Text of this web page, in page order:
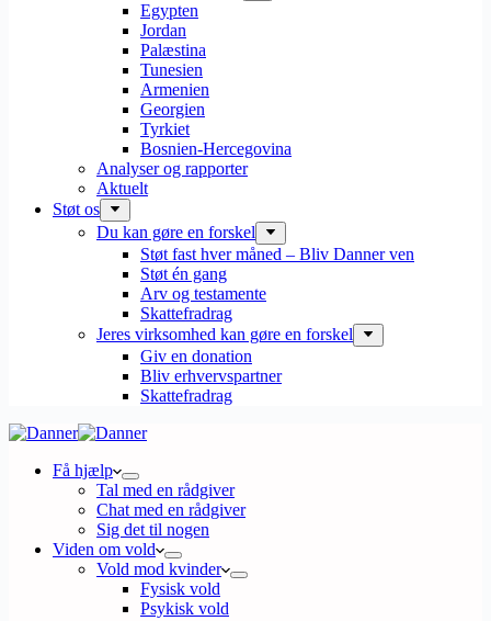
Egypten
Jordan
Palæstina
Tunesien
Armenien
Georgien
Tyrkiet
Bosnien-Hercegovina
Analyser og rapporter
Aktuelt
Støt os
Du kan gøre en forskel
Støt fast hver måned – Bliv Danner ven
Støt én gang
Arv og testamente
Skattefradrag
Jeres virksomhed kan gøre en forskel
Giv en donation
Bliv erhvervspartner
Skattefradrag
Få hjælp
Tal med en rådgiver
Chat med en rådgiver
Sig det til nogen
Viden om vold
Vold mod kvinder
Fysisk vold
Psykisk vold